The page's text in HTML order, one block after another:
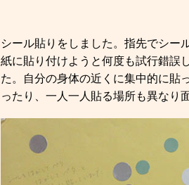
シール貼りをしました。指先でシー
紙に貼り付けようと何度も試行錯誤
た。自分の身体の近くに集中的に貼
ったり、一人一人貼る場所も異なり